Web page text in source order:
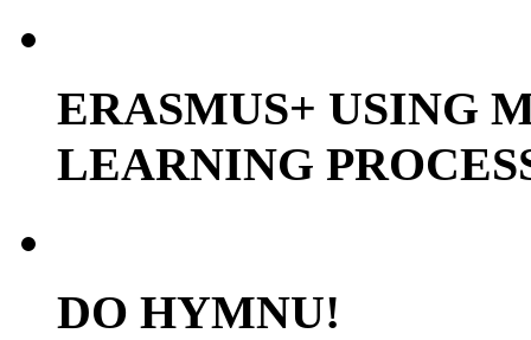
ERASMUS+ USING
LEARNING
DO HYMNU!